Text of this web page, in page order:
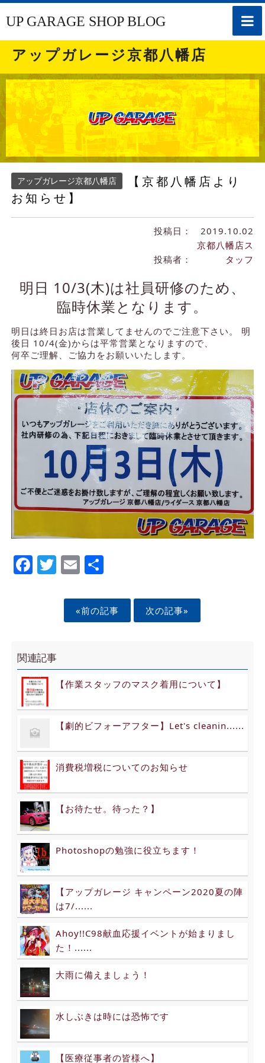
toggle
UP GARAGE SHOP BLOG
アップガレージ京都八幡店
アップガレージ京都八幡店
【京都八幡店より
お知らせ】
投稿日： 2019.10.02
投稿者：
京都八幡店ス
タッフ
明日 10/3(木)は社員研修のため、
臨時休業となります。
明日は終日お店は営業してませんのでご注意下さい。 明
後日 10/4(金)からは平常営業となりますので、
何卒ご理解、ご協力をお願いいたします。
Facebook
Twitter
EmailShare
«前の記事 次の記事»
関連記事
【作業スタッフのマスク着用について】
【劇的ビフォーアフター】Let's cleanin......
消費税増税についてのお知らせ
【お待たせ。待った？】
Photoshopの勉強に役立ちます！
【アップガレージ キャンペーン2020夏の陣
は7/......
Ahoy!!C98献血応援イベントが始まりまし
た！......
大雨に備えましょう！
水しぶきは時には恐怖です
【医療従事者の皆様へ】